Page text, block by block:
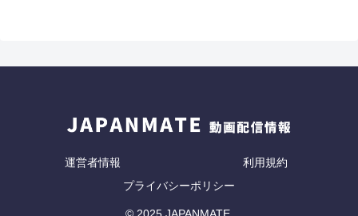
運営者情報
利用規約
プライバシーポリシー